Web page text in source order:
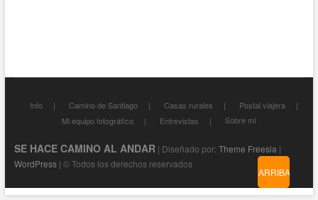
Info Camino de Santiago Casas rurales
Postal viajera
Mi equipo fotográfico
Entrevistas Sobre mí
SE HACE CAMINO AL ANDAR| Diseñado por: Theme Freesia |
WordPress| © Todos los derechos reservados
ARRIBA